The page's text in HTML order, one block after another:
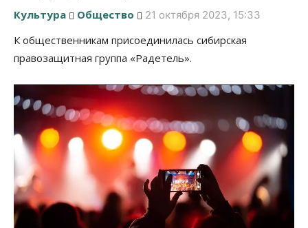
Культура Общество 21 октября 2023, 15:33
К общественникам присоединилась сибирская
правозащитная группа «Радетель».